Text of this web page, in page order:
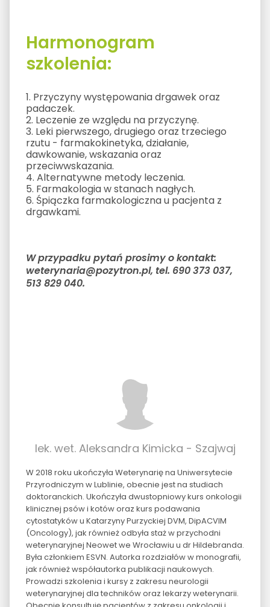
Harmonogram
szkolenia:
1. Przyczyny występowania drgawek oraz
padaczek.
2. Leczenie ze względu na przyczynę.
3. Leki pierwszego, drugiego oraz trzeciego
rzutu - farmakokinetyka, działanie,
dawkowanie, wskazania oraz
przeciwwskazania.
4. Alternatywne metody leczenia.
5. Farmakologia w stanach nagłych.
6. Śpiączka farmakologiczna u pacjenta z
drgawkami.
W przypadku pytań prosimy o kontakt:
weterynaria@pozytron.pl, tel. 690 373 037,
513 829 040.
lek. wet. Aleksandra Kimicka - Szajwaj
W 2018 roku ukończyła Weterynarię na Uniwersytecie
Przyrodniczym w Lublinie, obecnie jest na studiach
doktoranckich. Ukończyła dwustopniowy kurs onkologii
klinicznej psów i kotów oraz kurs podawania
cytostatyków u Katarzyny Purzyckiej DVM, DipACVIM
(Oncology), jak również odbyła staż w przychodni
weterynaryjnej Neowet we Wrocławiu u dr Hildebranda.
Była członkiem ESVN. Autorka rozdziałów w monografii,
jak również współautorka publikacji naukowych.
Prowadzi szkolenia i kursy z zakresu neurologii
weterynaryjnej dla techników oraz lekarzy weterynarii.